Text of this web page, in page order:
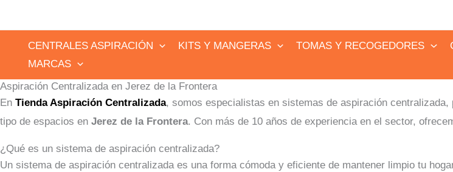
CENTRALES ASPIRACIÓN KITS Y MANGERAS TOMAS Y RECOGEDORES
MARCAS
Aspiración Centralizada en Jerez de la Frontera
En Tienda Aspiración Centralizada, somos especialistas en sistemas de aspiración
tipo de espacios en Jerez de la Frontera. Con más de 10 años de experiencia en el sector,
¿Qué es un sistema de aspiración centralizada?
Un sistema de aspiración centralizada es una forma cómoda y eficiente de mantener limpio tu